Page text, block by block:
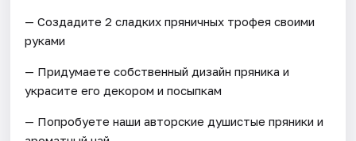
— Создадите 2 сладких пряничных трофея своими
руками
— Придумаете собственный дизайн пряника и
украсите его декором и посыпкам
— Попробуете наши авторские душистые пряники и